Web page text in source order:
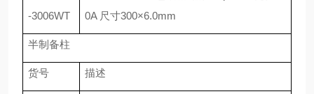
-3006WT
0A 尺寸300×6.0mm
半制备柱
货号 描述